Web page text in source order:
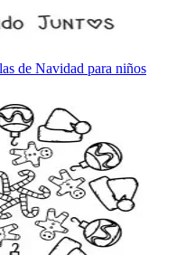
de Navidad para niños